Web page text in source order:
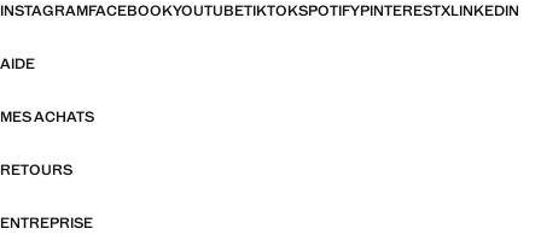
INSTAGRAMFACEBOOKYOUTUBETIKTOKSPOTIFYPINTERESTXLINKEDIN
AIDE
MES ACHATS
RETOURS
ENTREPRISE